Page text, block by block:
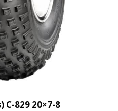
C-829 20×7-8